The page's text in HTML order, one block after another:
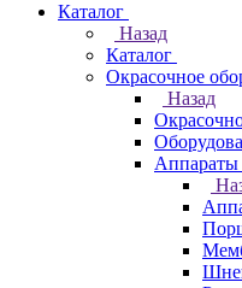
Каталог
Назад
Каталог
Окрасочное
Назад
Аппараты